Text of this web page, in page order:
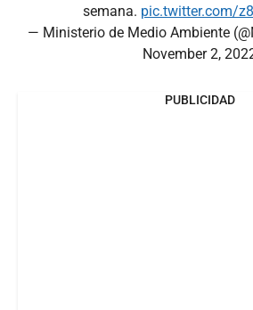
semana. pic.twitter.com/
— Ministerio de Medio Ambiente
November 2,
PUBLICIDAD